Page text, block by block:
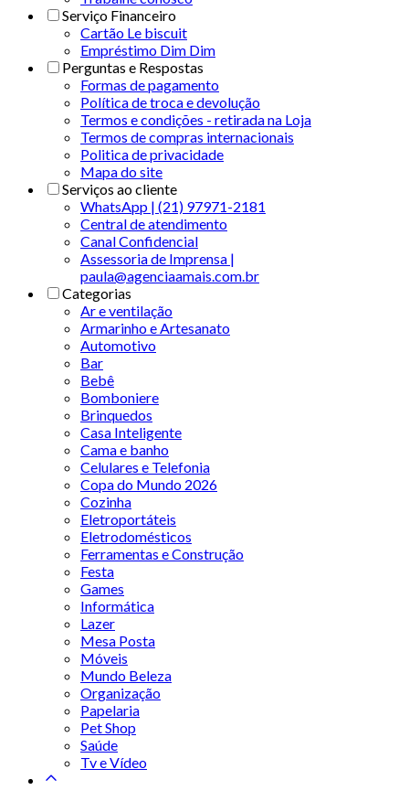
Serviço Financeiro
Cartão Le biscuit
Empréstimo Dim Dim
Perguntas e Respostas
Formas de pagamento
Política de troca e devolução
Termos e condições - retirada na Loja
Termos de compras internacionais
Politica de privacidade
Mapa do site
Serviços ao cliente
WhatsApp | (21) 97971-2181
Central de atendimento
Canal Confidencial
Assessoria de Imprensa |
paula@agenciaamais.com.br
Categorias
Ar e ventilação
Armarinho e Artesanato
Automotivo
Bar
Bebê
Bomboniere
Brinquedos
Casa Inteligente
Cama e banho
Celulares e Telefonia
Copa do Mundo 2026
Cozinha
Eletroportáteis
Eletrodomésticos
Ferramentas e Construção
Festa
Games
Informática
Lazer
Mesa Posta
Móveis
Mundo Beleza
Organização
Papelaria
Pet Shop
Saúde
Tv e Vídeo